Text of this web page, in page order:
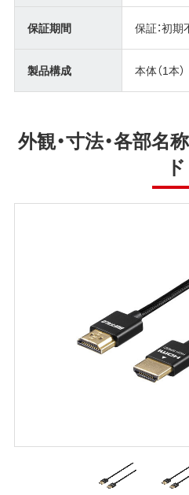
保証期間 保証：初期
製品構成 本体（1本）
外観・寸法・各部名
ド